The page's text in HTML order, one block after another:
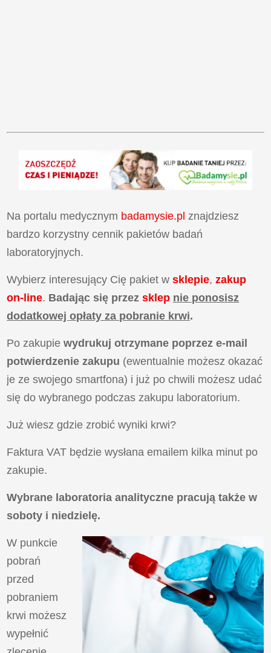
Na portalu medycznym badamysie.pl znajdziesz
bardzo korzystny cennik pakietów badań
laboratoryjnych.
Wybierz interesujący Cię pakiet wsklepie, zakup
on-line. Badając się przezsklep nie ponosisz
dodatkowej opłaty za pobranie krwi.
Po zakupiewydrukuj otrzymane poprzez e-mail
potwierdzenie zakupu (ewentualnie możesz okazać
je ze swojego smartfona) i już po chwili możesz udać
się do wybranego podczas zakupu laboratorium.
Już wiesz gdzie zrobić wyniki krwi?
Faktura VAT będzie wysłana emailem kilka minut po
zakupie.
Wybrane laboratoria analityczne pracują także w
soboty i niedzielę.
W punkcie
pobrań
przed
pobraniem
krwi możesz
wypełnić